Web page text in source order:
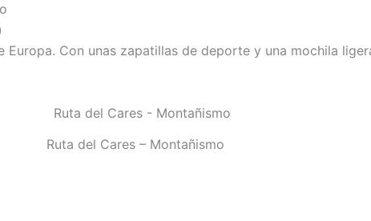
Con unas zapatillas de deporte y una mochila
Ruta del Cares – Montañismo